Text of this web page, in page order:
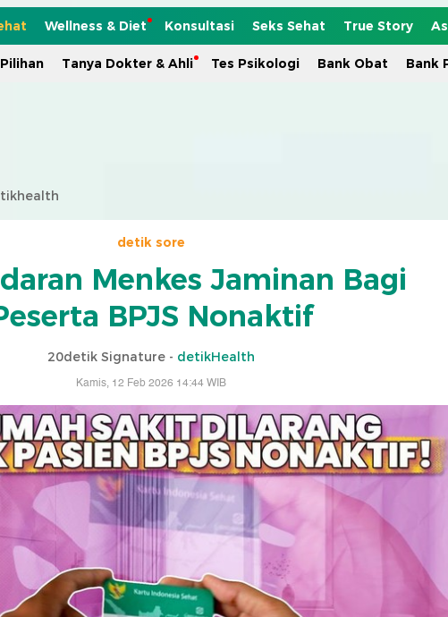
Wellness & Diet Konsultasi Seks Sehat True Story
Tanya Dokter & Ahli Tes Psikologi Bank Obat Bank
detik sore
Menkes Jaminan Bagi
BPJS Nonaktif
20detik Signature - detikHealth
Kamis, 12 Feb 2026 14:44 WIB